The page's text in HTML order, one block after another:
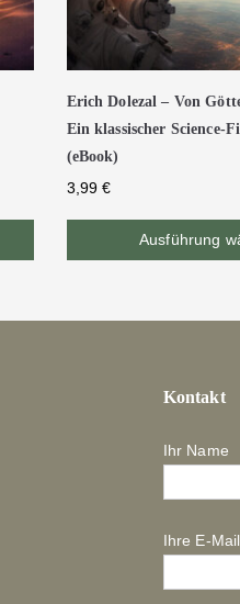
Erich Dolezal – Von
Ein klassischer Science-
(eBook)
3,99€
Ausführung
Kontakt
Ihr Name
Ihre E-